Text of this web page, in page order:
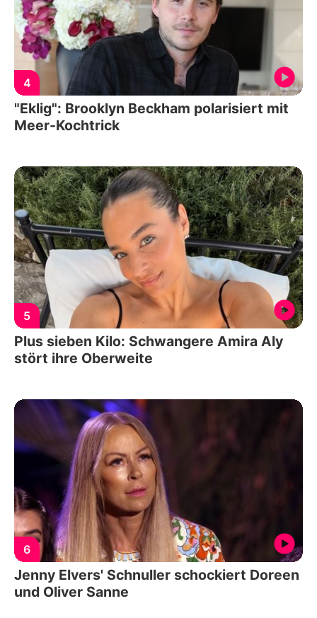
4
"Eklig": Brooklyn Beckham polarisiert mit
Meer-Kochtrick
5
Plus sieben Kilo: Schwangere Amira Aly
stört ihre Oberweite
6
Jenny Elvers' Schnuller schockiert Doreen
und Oliver Sanne